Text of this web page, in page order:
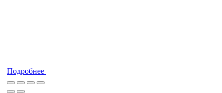
Подробнее